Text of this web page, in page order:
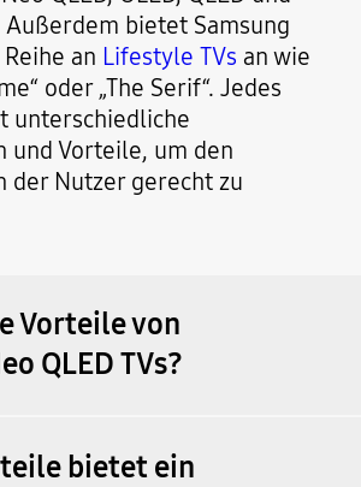
Außerdem bietet Samsung
an Lifestyle TVs an wie
oder „The Serif“. Jedes
unterschiedliche
und Vorteile, um den
der Nutzer gerecht zu
Vorteile von
QLED TVs?
bietet ein